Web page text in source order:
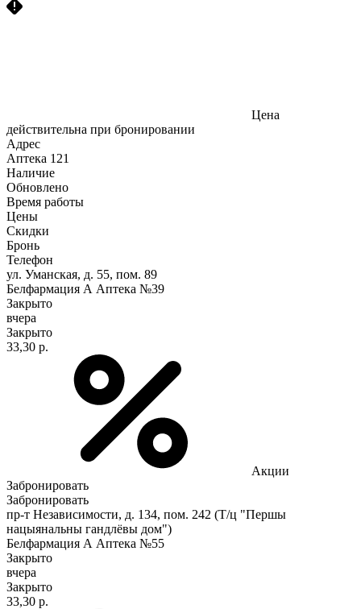
Цена
действительна при бронировании
Адрес
Аптека 121
Наличие
Обновлено
Время работы
Цены
Скидки
Бронь
Телефон
ул. Уманская, д. 55, пом. 89
Белфармация А Аптека №39
Закрыто
вчера
Закрыто
33,30 р.
Акции
Забронировать
Забронировать
пр-т Независимости, д. 134, пом. 242 (Т/ц "Першы
нацыянальны гандлёвы дом")
Белфармация А Аптека №55
Закрыто
вчера
Закрыто
33,30 р.